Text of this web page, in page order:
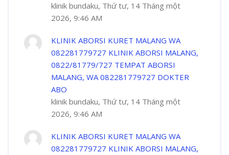
klinik bundaku, Thứ tư, 14 Tháng một
2026, 9:46 AM
KLINIK ABORSI KURET MALANG WA
082281779727 KLINIK ABORSI MALANG,
0822/81779/727 TEMPAT ABORSI
MALANG, WA 082281779727 DOKTER
ABO
klinik bundaku, Thứ tư, 14 Tháng một
2026, 9:46 AM
KLINIK ABORSI KURET MALANG WA
082281779727 KLINIK ABORSI MALANG,